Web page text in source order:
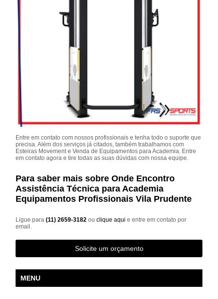
Entre em contato com nossos profissionais e tenha todo o suporte que
precisa. Além dos serviços já citados, também trabalhamos com
Esteiras Movement e Venda de Equipamentos para Academia. Entre
em contato agora e tire todas as suas dúvidas com nossa equipe.
Para saber mais sobre Onde Encontro
Assistência Técnica para Academia
Equipamentos Profissionais Vila Prudente
Ligue para(11) 2659-3182ouclique aqui e entre em contato por
email.
Solicite um orçamento
MENU